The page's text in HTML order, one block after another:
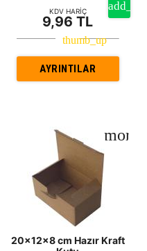
KDV HARİÇ
9,96 TL
AYRINTILAR
20x12x8 cm Hazır Kraft